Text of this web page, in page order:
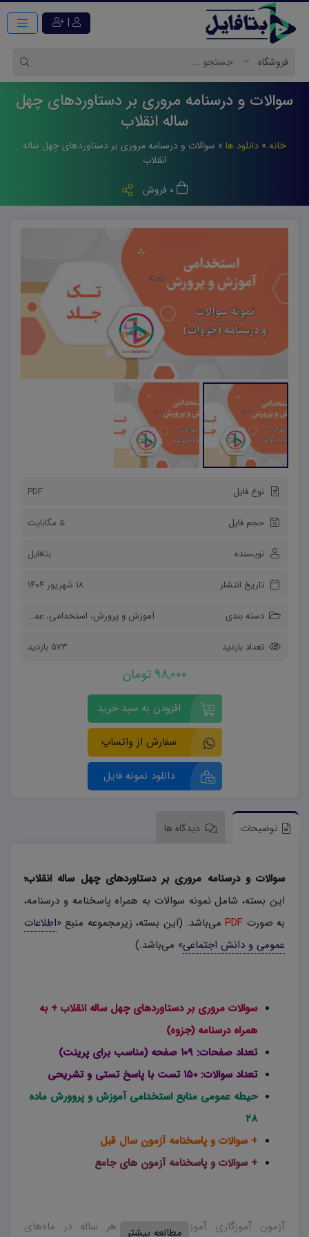
|
سوالات و درسنامه مروری بر دستاوردهای چهل
ساله انقلاب
خانه » دانلود ها » سوالات و درسنامه مروری بر دستاوردهای چهل ساله
انقلاب
نوع فایل PDF
حجم فایل 5 مگابایت
نویسنده بتافایل
تاریخ انتشار ۱۸ شهریور ۱۴۰۴
دسته بندی آموزش و پرورش، استخدامی، عمومی
تعداد بازدید 573 بازدید
98,000 تومان
افزودن به سبد خرید
سفارش از واتساپ
دانلود نمونه فایل
توضیحات دیدگاه ها
سوالات و درسنامه مروری بر دستاوردهای چهل ساله انقلاب؛
این بسته، شامل نمونه سوالات به همراه پاسخنامه و درسنامه،
به صورت PDFمی‌باشد. (این بسته، زیرمجموعه منبع «اطلاعات
عمومی و دانش اجتماعی» می‌باشد.)
سوالات مروری بر دستاوردهای چهل ساله انقلاب + به
همراه درسنامه (جزوه)
تعداد صفحات: ۱۰۹ صفحه (مناسب برای پرینت)
تعداد سوالات: ۱۵۰ تست با پاسخ تستی و تشریحی
حیطه عمومی منابع استخدامی آموزش و پروورش ماده
۲۸
+ سوالات و پاسخنامه آزمون سال قبل
+ سوالات و پاسخنامه آزمون های جامع
آزمون آموزگاری آموزش و پرورش، هر ساله در ماه‌های
مطالعه بیشتر